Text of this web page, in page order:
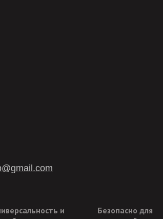
и
Безопасно для